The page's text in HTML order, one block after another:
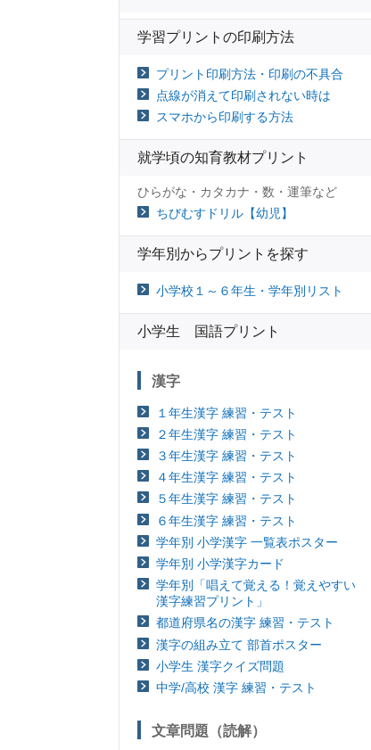
学習プリントの印刷方法
プリント印刷方法・印刷の不具合
点線が消えて印刷されない時は
スマホから印刷する方法
就学頃の知育教材プリント
ひらがな・カタカナ・数・運筆など
ちびむすドリル【幼児】
学年別からプリントを探す
小学校１～６年生・学年別リスト
小学生 国語プリント
漢字
１年生漢字 練習・テスト
２年生漢字 練習・テスト
３年生漢字 練習・テスト
４年生漢字 練習・テスト
５年生漢字 練習・テスト
６年生漢字 練習・テスト
学年別 小学漢字 一覧表ポスター
学年別 小学漢字カード
学年別「唱えて覚える！覚えやすい
漢字練習プリント」
都道府県名の漢字 練習・テスト
漢字の組み立て 部首ポスター
小学生 漢字クイズ問題
中学/高校 漢字 練習・テスト
文章問題（読解）